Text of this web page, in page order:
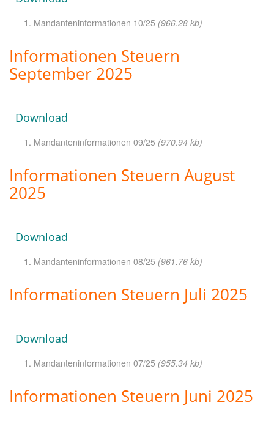
Mandanteninformationen 10/25 (966.28 kb)
Informationen Steuern
September 2025
Download
Mandanteninformationen 09/25 (970.94 kb)
Informationen Steuern August
2025
Download
Mandanteninformationen 08/25 (961.76 kb)
Informationen Steuern Juli 2025
Download
Mandanteninformationen 07/25 (955.34 kb)
Informationen Steuern Juni 2025